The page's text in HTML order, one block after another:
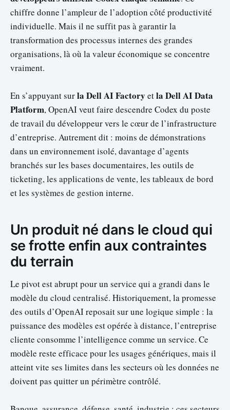
chiffre donne l’ampleur de l’adoption côté productivité
individuelle. Mais il ne suffit pas à garantir la
transformation des processus internes des grandes
organisations, là où la valeur économique se concentre
vraiment.
En s’appuyant surla Dell AI Factory etla Dell AI Data
Platform, OpenAI veut faire descendre Codex du poste
de travail du développeur vers le cœur de l’infrastructure
d’entreprise. Autrement dit : moins de démonstrations
dans un environnement isolé, davantage d’agents
branchés sur les bases documentaires, les outils de
ticketing, les applications de vente, les tableaux de bord
et les systèmes de gestion interne.
Un produit né dans le cloud qui
se frotte enfin aux contraintes
du terrain
Le pivot est abrupt pour un service qui a grandi dans le
modèle du cloud centralisé. Historiquement, la promesse
des outils d’OpenAI reposait sur une logique simple : la
puissance des modèles est opérée à distance, l’entreprise
cliente consomme l’intelligence comme un service. Ce
modèle reste efficace pour les usages génériques, mais il
atteint vite ses limites dans les secteurs où les données ne
doivent pas quitter un périmètre contrôlé.